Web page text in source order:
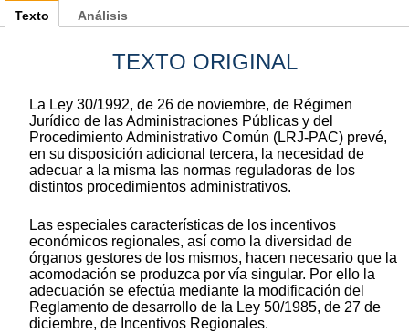
Texto
TEXTO ORIGINAL
La Ley 30/1992, de 26 de noviembre, de Régimen
Jurídico de las Administraciones Públicas y del
Procedimiento Administrativo Común (LRJ-PAC) prevé,
en su disposición adicional tercera, la necesidad de
adecuar a la misma las normas reguladoras de los
distintos procedimientos administrativos.
Las especiales características de los incentivos
económicos regionales, así como la diversidad de
órganos gestores de los mismos, hacen necesario que la
acomodación se produzca por vía singular. Por ello la
adecuación se efectúa mediante la modificación del
Reglamento de desarrollo de la Ley 50/1985, de 27 de
diciembre, de Incentivos Regionales.
Análisis